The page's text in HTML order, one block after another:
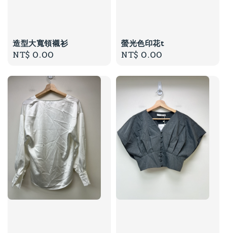
造型大寬領襯衫
Regular
NT$ 0.00
螢光色印花t
Regular
NT$ 0.00